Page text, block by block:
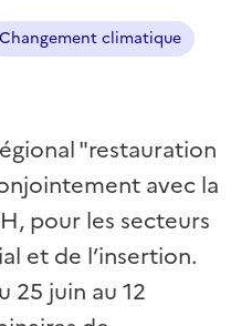
Changement climatique
"restauration
avec la
pour les secteurs
et de l’insertion.
25 juin au 12